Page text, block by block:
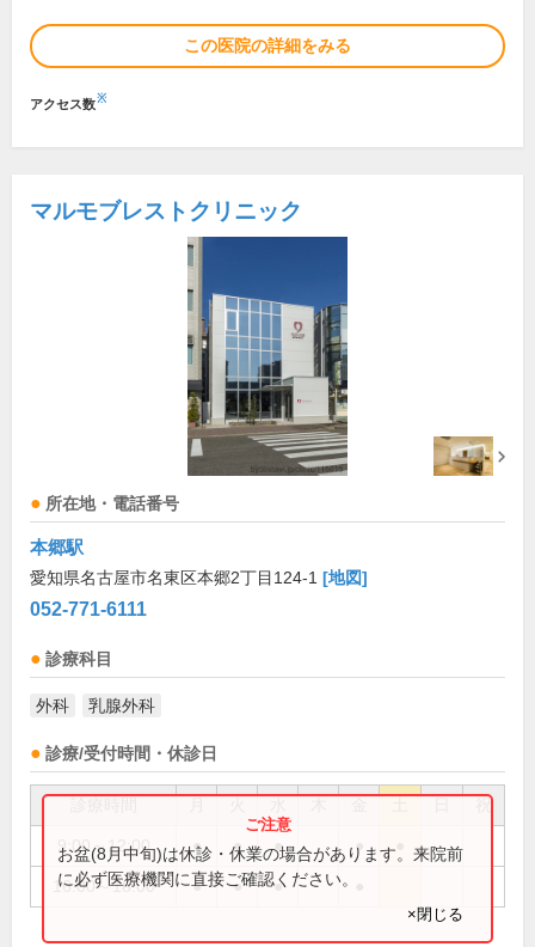
この医院の詳細をみる
アクセス数※
マルモブレストクリニック
所在地・電話番号
本郷駅
愛知県名古屋市名東区本郷2丁目124-1 [地図]
052-771-6111
診療科目
外科 乳腺外科
診療/受付時間・休診日
祝
9:00～12:00 ● ● ● ●
16:00～18:00 ● ● ●
お盆(8月中旬)は休診・休業の場合があります。来院前
に必ず医療機関に直接ご確認ください。
×閉じる